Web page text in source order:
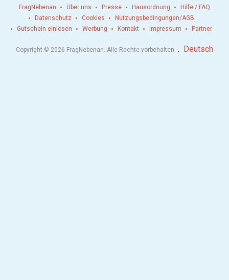
FragNebenan Über uns Presse Hausordnung
Hilfe / FAQ
Datenschutz
Cookies
Nutzungsbedingungen/AGB
Gutschein einlösen
Werbung Kontakt Impressum Partner
Copyright © 2026 FragNebenan. Alle Rechte vorbehalten . Deutsch